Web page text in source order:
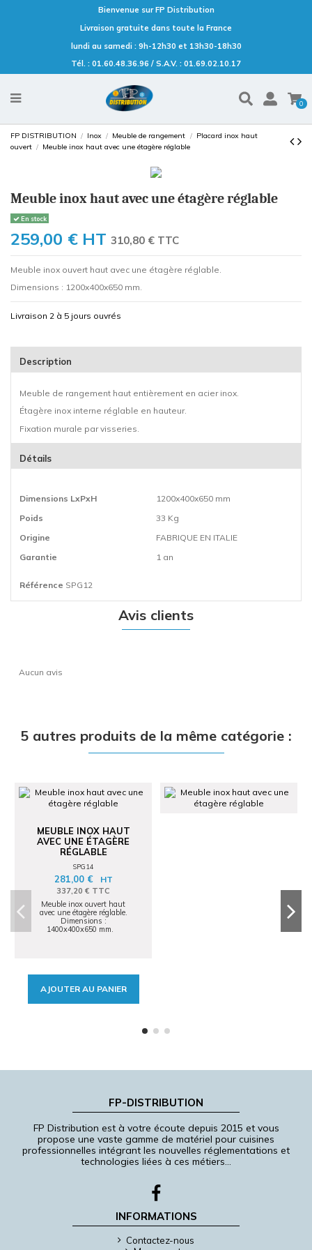
Bienvenue sur FP Distribution
Livraison gratuite dans toute la France
lundi au samedi : 9h-12h30 et 13h30-18h30
Tél. : 01.60.48.36.96 / S.A.V. : 01.69.02.10.17
0
FP DISTRIBUTION Inox Meuble de rangement
Placard inox haut
ouvert
Meuble inox haut avec une étagère réglable
Meuble inox haut avec une étagère réglable
En stock
259,00 € HT 310,80 € TTC
Meuble inox ouvert haut avec une étagère réglable.
Dimensions : 1200x400x650 mm.
Livraison 2 à 5 jours ouvrés
Description
Meuble de rangement haut entièrement en acier inox.
Étagère inox interne réglable en hauteur.
Fixation murale par visseries.
Détails
Dimensions LxPxH
1200x400x650 mm
Poids
33 Kg
Origine
FABRIQUE EN ITALIE
Garantie
1 an
Référence SPG12
Avis clients
Aucun avis
5 autres produits de la même catégorie :
MEUBLE INOX HAUT
AVEC UNE ÉTAGÈRE
RÉGLABLE
SPG14
281,00 € HT
337,20 € TTC
Meuble inox ouvert haut
avec une étagère réglable.
Dimensions :
1400x400x650 mm.
AJOUTER AU PANIER
FP-DISTRIBUTION
FP Distribution est à votre écoute depuis 2015 et vous
propose une vaste gamme de matériel pour cuisines
professionnelles intégrant les nouvelles réglementations et
technologies liées à ces métiers…
INFORMATIONS
Contactez-nous